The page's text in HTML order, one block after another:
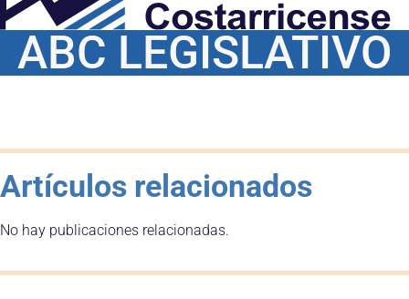
ABC LEGISLATIVO
Artículos relacionados
No hay publicaciones relacionadas.